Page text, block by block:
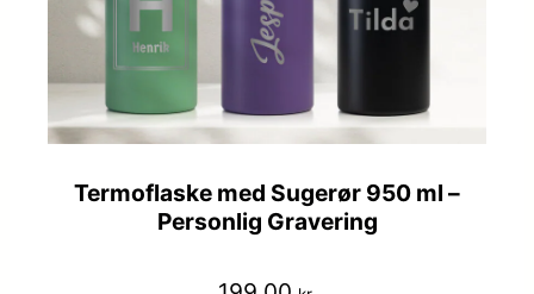
Termoflaske med Sugerør 950 ml –
Personlig Gravering